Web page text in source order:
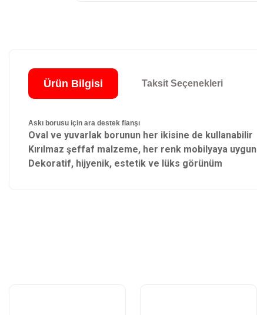
Ürün Bilgisi Taksit Seçenekleri
Askı borusu için ara destek flanşı
Oval ve yuvarlak borunun her ikisine de kullanabilir
Kırılmaz şeffaf malzeme, her renk mobilyaya uygun
Dekoratif, hijyenik, estetik ve lüks görünüm